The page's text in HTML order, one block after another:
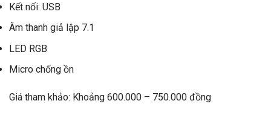
Kết nối: USB
Âm thanh giả lập 7.1
LED RGB
Micro chống ồn
Giá tham khảo: Khoảng 600.000 – 750.000 đồng